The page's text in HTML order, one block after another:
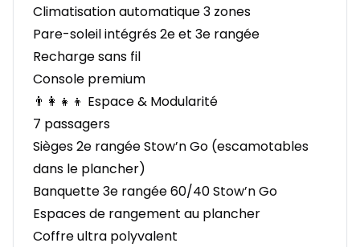
Climatisation automatique 3 zones
Pare-soleil intégrés 2e et 3e rangée
Recharge sans fil
Console premium
👨‍👩‍👧‍👦 Espace & Modularité
7 passagers
Sièges 2e rangée Stow’n Go (escamotables
dans le plancher)
Banquette 3e rangée 60/40 Stow’n Go
Espaces de rangement au plancher
Coffre ultra polyvalent